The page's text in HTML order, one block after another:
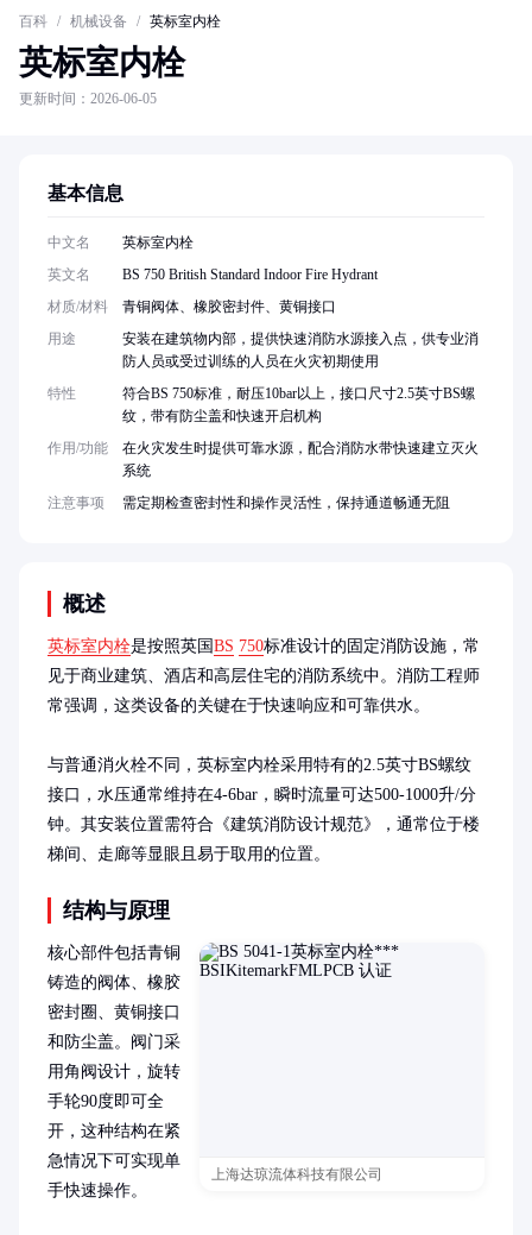
百科 / 机械设备 / 英标室内栓
英标室内栓
更新时间：2026-06-05
概述
英标室内栓是按照英国 BS 750标准设计的固定消防设施，常
见于商业建筑、酒店和高层住宅的消防系统中。消防工程师
常强调，这类设备的关键在于快速响应和可靠供水。
与普通消火栓不同，英标室内栓采用特有的2.5英寸BS螺纹
接口，水压通常维持在4-6bar，瞬时流量可达500-1000升/分
钟。其安装位置需符合《建筑消防设计规范》，通常位于楼
梯间、走廊等显眼且易于取用的位置。
结构与原理
上海达琼流体科技有限公司
核心部件包括青铜
铸造的阀体、橡胶
密封圈、黄铜接口
和防尘盖。阀门采
用角阀设计，旋转
手轮90度即可全
开，这种结构在紧
急情况下可实现单
手快速操作。
基本信息
中文名
英标室内栓
英文名
BS 750 British Standard Indoor Fire Hydrant
材质/材料
青铜阀体、橡胶密封件、黄铜接口
用途
安装在建筑物内部，提供快速消防水源接入点，供专业消
防人员或受过训练的人员在火灾初期使用
特性
符合BS 750标准，耐压10bar以上，接口尺寸2.5英寸BS螺
纹，带有防尘盖和快速开启机构
作用/功能
在火灾发生时提供可靠水源，配合消防水带快速建立灭火
系统
注意事项
需定期检查密封性和操作灵活性，保持通道畅通无阻